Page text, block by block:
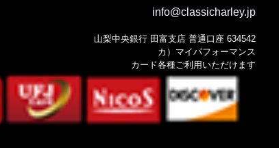
info@classicharley.jp
山梨中央銀行 田富支店 普通口座 634542
カ）マイパフォーマンス
カード各種ご利用いただけます